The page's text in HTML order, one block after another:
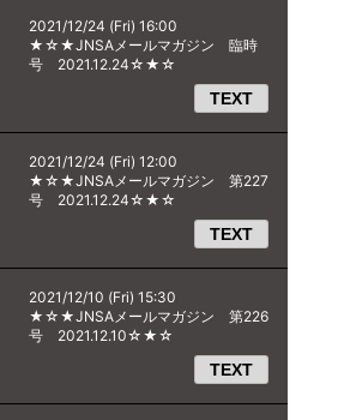
2021/12/24 (Fri) 16:00
★☆★JNSAメールマガジン 臨時
号 2021.12.24☆★☆
TEXT
2021/12/24 (Fri) 12:00
★☆★JNSAメールマガジン 第227
号 2021.12.24☆★☆
TEXT
2021/12/10 (Fri) 15:30
★☆★JNSAメールマガジン 第226
号 2021.12.10☆★☆
TEXT